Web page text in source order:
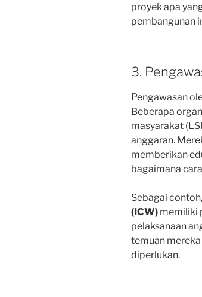
proyek apa
pembangunan
3.
Pengawasan
Beberapa
masyarakat
anggaran.
memberikan
bagaimana
Sebagai
(ICW) memiliki
pelaksanaan
temuan
diperlukan.